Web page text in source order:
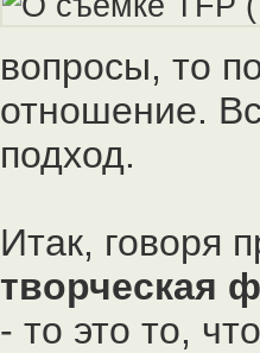
вопросы, то
отношение.
подход.
Итак, говоря
творческая
- то это то,